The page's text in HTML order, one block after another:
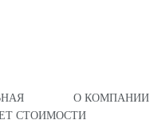
О КОМПАНИИ
СТОИМОСТИ